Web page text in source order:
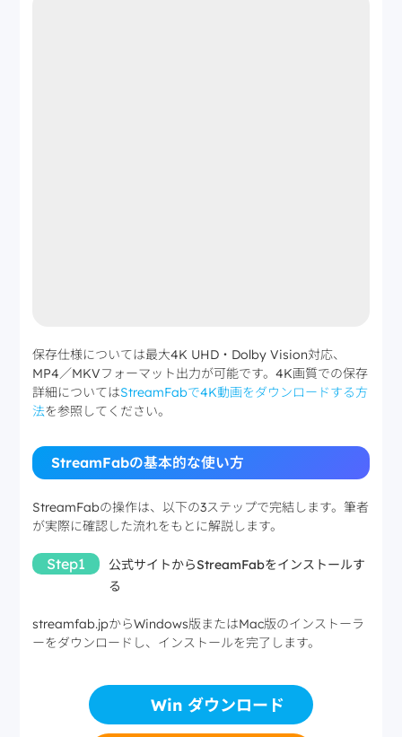
保存仕様については最大4K UHD・Dolby Vision対応、
MP4／MKVフォーマット出力が可能です。4K画質での保存
詳細についてはStreamFabで4K動画をダウンロードする方
法を参照してください。
StreamFabの基本的な使い方
StreamFabの操作は、以下の3ステップで完結します。筆者
が実際に確認した流れをもとに解説します。
Step1
公式サイトからStreamFabをインストールす
る
streamfab.jpからWindows版またはMac版のインストーラ
ーをダウンロードし、インストールを完了します。
Win ダウンロード